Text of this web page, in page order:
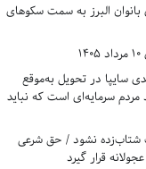
البرز به سمت سکوهای
سایپا در تحویل به‌موقع
سرمایه‌ای است که نباید
شتاب‌زده نشود / حق شرعی
قرار گیرد